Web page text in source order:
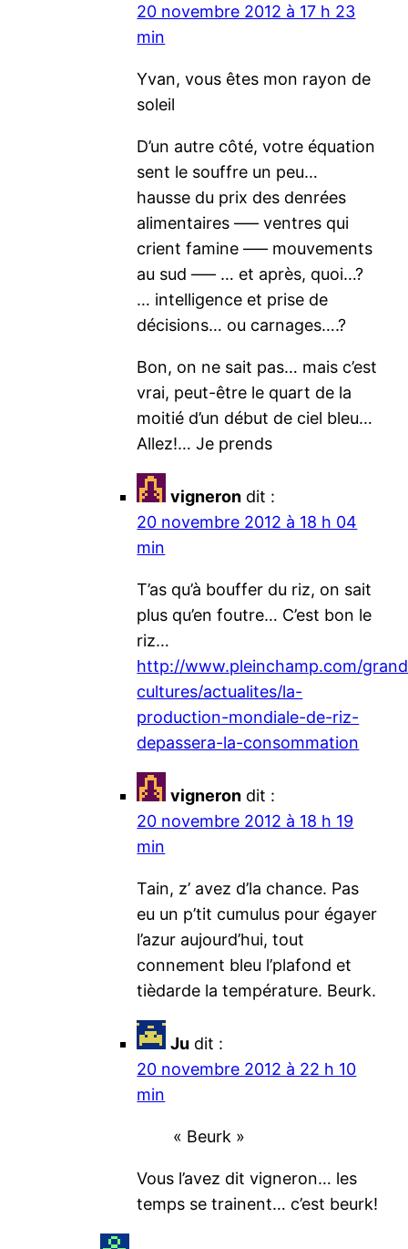
20 novembre 2012 à 17 h 23
min
Yvan, vous êtes mon rayon de
soleil
D’un autre côté, votre équation
sent le souffre un peu…
hausse du prix des denrées
alimentaires —– ventres qui
crient famine —– mouvements
au sud —– … et après, quoi…?
… intelligence et prise de
décisions… ou carnages….?
Bon, on ne sait pas… mais c’est
vrai, peut-être le quart de la
moitié d’un début de ciel bleu…
Allez!… Je prends
vigneron dit :
20 novembre 2012 à 18 h 04
min
T’as qu’à bouffer du riz, on sait
plus qu’en foutre… C’est bon le
riz…
http://www.pleinchamp.com/
cultures/actualites/la-
production-mondiale-de-riz-
depassera-la-consommation
vigneron dit :
20 novembre 2012 à 18 h 19
min
Tain, z’ avez d’la chance. Pas
eu un p’tit cumulus pour égayer
l’azur aujourd’hui, tout
connement bleu l’plafond et
tièdarde la température. Beurk.
Ju dit :
20 novembre 2012 à 22 h 10
min
« Beurk »
Vous l’avez dit vigneron… les
temps se trainent… c’est beurk!